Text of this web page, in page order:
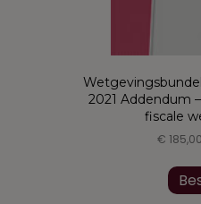
2021 Addendum
fiscale
€ 185,00